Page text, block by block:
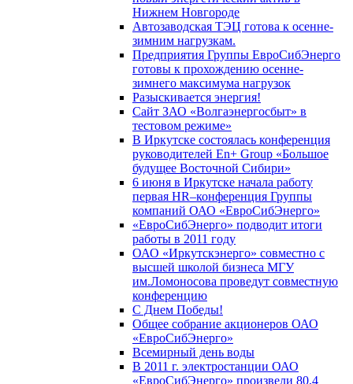
Нижнем Новгороде
Автозаводская ТЭЦ готова к осенне-
зимним нагрузкам.
Предприятия Группы ЕвроСибЭнерго
готовы к прохождению осенне-
зимнего максимума нагрузок
Разыскивается энергия!
Сайт ЗАО «Волгаэнергосбыт» в
тестовом режиме»
В Иркутске состоялась конференция
руководителей En+ Group «Большое
будущее Восточной Сибири»
6 июня в Иркутске начала работу
первая HR–конференция Группы
компаний ОАО «ЕвроСибЭнерго»
«ЕвроСибЭнерго» подводит итоги
работы в 2011 году
ОАО «Иркутскэнерго» совместно с
высшей школой бизнеса МГУ
им.Ломоносова проведут совместную
конференцию
С Днем Победы!
Общее собрание акционеров ОАО
«ЕвроСибЭнерго»
Всемирный день воды
В 2011 г. электростанции ОАО
«ЕвроСибЭнерго» произвели 80,4